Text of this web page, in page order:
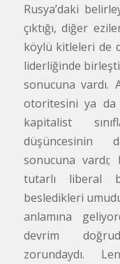
Rusya’daki
çıktığı, diğer
köylü kitleleri de
liderliğinde
sonucuna vardı.
otoritesini ya da
kapitalist
düşüncesinin
sonucuna vardı;
tutarlı liberal
besledikleri
anlamına
devrim
zorundaydı.